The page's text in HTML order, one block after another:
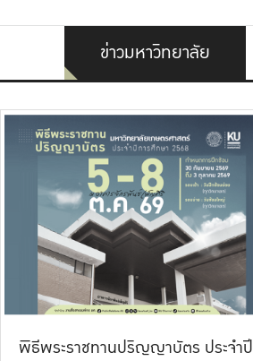
ข่าวมหาวิทยาลัย
พิธีพระราชทานปริญญาบัตร ประจำปี